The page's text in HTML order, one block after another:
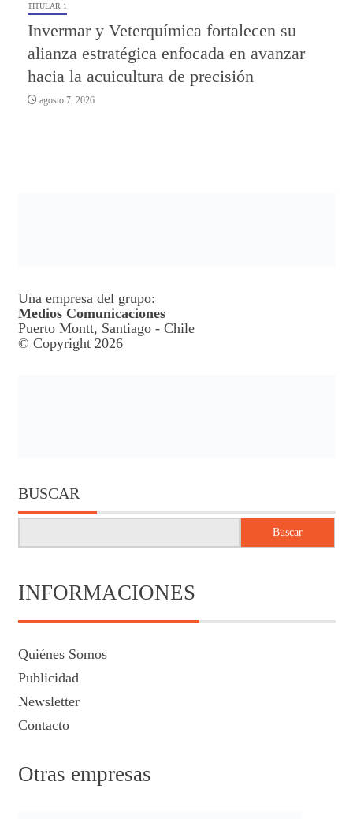
TITULAR 1
Invermar y Veterquímica fortalecen su
alianza estratégica enfocada en avanzar
hacia la acuicultura de precisión
agosto 7, 2026
Una empresa del grupo:
Medios Comunicaciones
Puerto Montt, Santiago - Chile
© Copyright 2026
BUSCAR
Buscar
INFORMACIONES
Quiénes Somos
Publicidad
Newsletter
Contacto
Otras empresas